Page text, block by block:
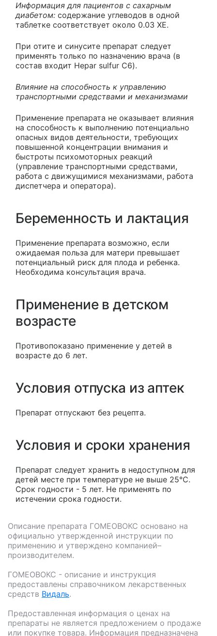
Информация для пациентов с сахарным
диабетом: содержание углеводов в одной
таблетке соответствует около 0.03 ХЕ.
При отите и синусите препарат следует
применять только по назначению врача (в
состав входит Hepar sulfur C6).
Влияние на способность к управлению
транспортными средствами и механизмами
Применение препарата не оказывает влияния
на способность к выполнению потенциально
опасных видов деятельности, требующих
повышенной концентрации внимания и
быстроты психомоторных реакций
(управление транспортными средствами,
работа с движущимися механизмами, работа
диспетчера и оператора).
Беременность и лактация
Применение препарата возможно, если
ожидаемая польза для матери превышает
потенциальный риск для плода и ребенка.
Необходима консультация врача.
Применение в детском
возрасте
Противопоказано применение у детей в
возрасте до 6 лет.
Условия отпуска из аптек
Препарат отпускают без рецепта.
Условия и сроки хранения
Препарат следует хранить в недоступном для
детей месте при температуре не выше 25°С.
Срок годности - 5 лет. Не применять по
истечении срока годности.
Описание препарата ГОМЕОВОКС основано на
официально утвержденной инструкции по
применению и утверждено компанией–
производителем.
ГОМЕОВОКС - описание и инструкция
предоставлены справочником лекарственных
средств Видаль.
Предоставленная информация о ценах на
препараты не является предложением о продаже
или покупке товара. Информация предназначена